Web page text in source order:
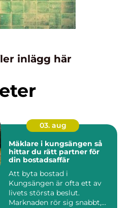
inlägg här
03. aug
Mäklare i kungsängen så
hittar du rätt partner för
din bostadsaffär
Att byta bostad i
Kungsängen är ofta ett av
livets största beslut.
Marknaden rör sig snabbt,